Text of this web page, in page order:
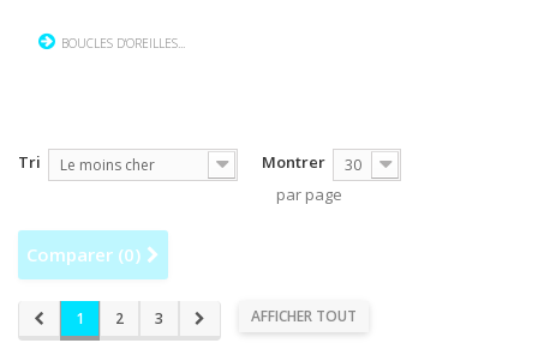
BOUCLES D'OREILLES...
Tri Le moins cher Montrer 30
par page
Comparer (0)
AFFICHER TOUT
1 2 3